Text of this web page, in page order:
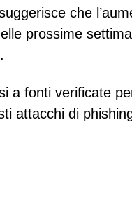
che
prossime
a fonti verificate
attacchi di